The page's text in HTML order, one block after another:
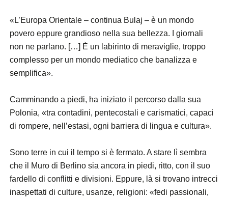
«L’Europa Orientale – continua Bulaj – è un mondo
povero eppure grandioso nella sua bellezza. I giornali
non ne parlano. […] È un labirinto di meraviglie, troppo
complesso per un mondo mediatico che banalizza e
semplifica».
Camminando a piedi, ha iniziato il percorso dalla sua
Polonia, «tra contadini, pentecostali e carismatici, capaci
di rompere, nell’estasi, ogni barriera di lingua e cultura».
Sono terre in cui il tempo si è fermato. A stare lì sembra
che il Muro di Berlino sia ancora in piedi, ritto, con il suo
fardello di conflitti e divisioni. Eppure, là si trovano intrecci
inaspettati di culture, usanze, religioni: «fedi passionali,